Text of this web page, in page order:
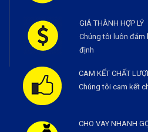
GIÁ THÀNH HỢP LÝ
Chúng tôi luôn đảm
định
CAM KẾT CHẤT
Chúng tôi cam kết
CHO VAY NHANH